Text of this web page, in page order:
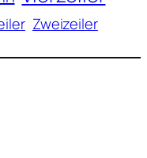
Zweizeiler